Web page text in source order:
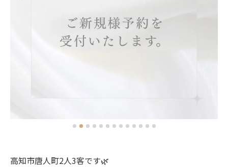
高知市唐人町2人3客です🌿